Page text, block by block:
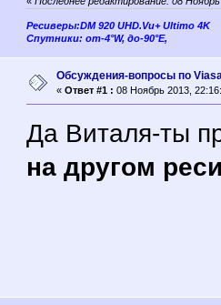
Ресиверы:DM 920 UHD.Vu+ Ultimo 4K
Спутники: от-4°W, до-90°E,
Обсуждения-вопросы по
« Ответ #1 : 08 Ноябрь 2013,
Да Виталя-ты
на другом